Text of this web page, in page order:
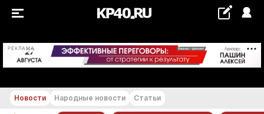
РЕКЛАМА +19...+20 °С
Новости Народные новости Статьи